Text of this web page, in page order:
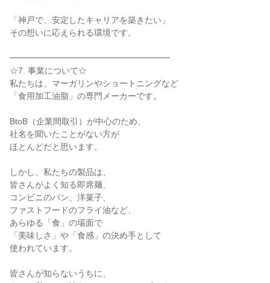
「神戸で、安定したキャリアを築きたい」
その想いに応えられる環境です。
━━━━━━━━━━━━━━━━━━━
☆7. 事業について☆
私たちは、マーガリンやショートニングなど
「食用加工油脂」の専門メーカーです。
BtoB（企業間取引）が中心のため、
社名を聞いたことがない方が
ほとんどだと思います。
しかし、私たちの製品は、
皆さんがよく知る即席麺、
コンビニのパン、洋菓子、
ファストフードのフライ油など、
あらゆる「食」の場面で
「美味しさ」や「食感」の決め手として
使われています。
皆さんが知らないうちに、